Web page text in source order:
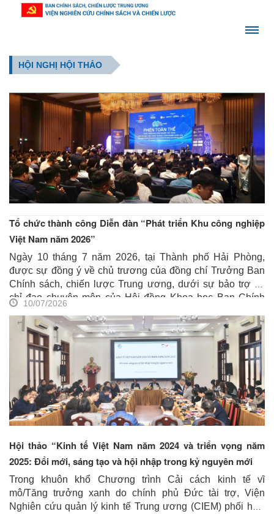
HỘI NGHỊ HỘI THẢO
Tổ chức thành công Diễn đàn “Phát triển Khu công nghiệp
Việt Nam năm 2026”
Ngày 10 tháng 7 năm 2026, tại Thành phố Hải Phòng,
được sự đồng ý về chủ trương của đồng chí Trưởng Ban
Chính sách, chiến lược Trung ương, dưới sự bảo trợ và
chỉ đạo chuyên môn của Hội đồng Khoa học Ban Chính
sách và Chiến lược phối hợp với Liên Chi hội Bất động
sản công nghiệp Việt Nam và Công ty Cổ phần IEC
Consulting tổ chức thành công Diễn đàn Phát triển Khu
công nghiệp Việt Nam năm 2026...
10/07/2026
Hội thảo “Kinh tế Việt Nam năm 2024 và triển vọng năm
2025: Đổi mới, sáng tạo và hội nhập trong kỷ nguyên mới
Trong khuôn khổ Chương trình Cải cách kinh tế vĩ
mô/Tăng trưởng xanh do chính phủ Đức tài trợ, Viện
Nghiên cứu quản lý kinh tế Trung ương (CIEM) phối hợp